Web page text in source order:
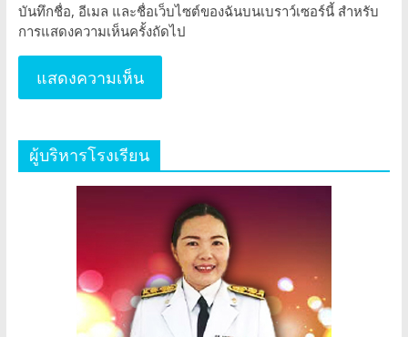
บันทึกชื่อ, อีเมล และชื่อเว็บไซต์ของฉันบนเบราว์เซอร์นี้ สำหรับ
การแสดงความเห็นครั้งถัดไป
ผู้บริหารโรงเรียน